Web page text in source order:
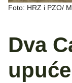
Foto: HRZ i PZO/
Dva